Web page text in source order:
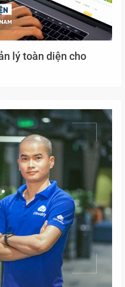
lý toàn diện cho